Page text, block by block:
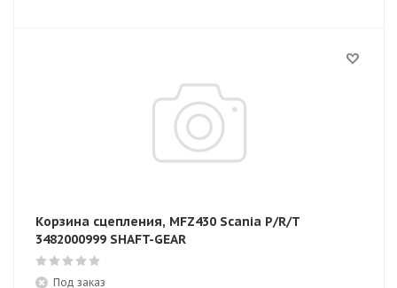
Корзина сцепления, MFZ430 Scania P/R/T
3482000999 SHAFT-GEAR
Под заказ